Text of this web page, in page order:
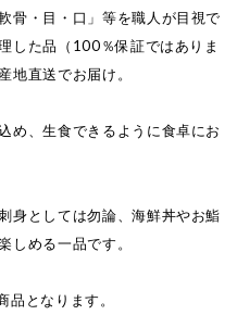
骨・目・口」等を職人が目視で
した品（100％保証ではありま
地直送でお届け。
め、生食できるように食卓にお
身としては勿論、海鮮丼やお鮨
しめる一品です。
となります。